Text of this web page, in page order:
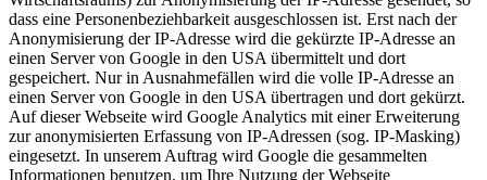
dass eine Personenbeziehbarkeit ausgeschlossen ist. Erst nach der
Anonymisierung der IP-Adresse wird die gekürzte IP-Adresse an
einen Server von Google in den USA übermittelt und dort
gespeichert. Nur in Ausnahmefällen wird die volle IP-Adresse an
einen Server von Google in den USA übertragen und dort gekürzt.
Auf dieser Webseite wird Google Analytics mit einer Erweiterung
zur anonymisierten Erfassung von IP-Adressen (sog. IP-Masking)
eingesetzt. In unserem Auftrag wird Google die gesammelten
Informationen benutzen, um Ihre Nutzung der Webseite